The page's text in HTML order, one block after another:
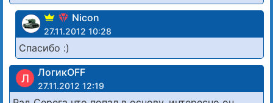
Nicon
27.11.2012 10:28
Спасибо :)
Л ЛогикOFF
27.11.2012 12:19